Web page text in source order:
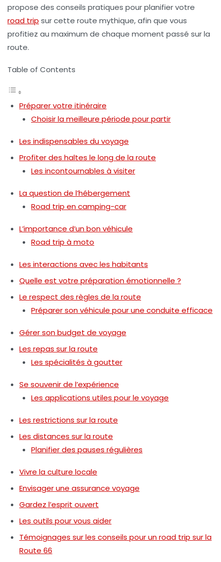
propose des conseils pratiques pour planifier votre
road trip sur cette route mythique, afin que vous
profitiez au maximum de chaque moment passé sur la
route.
Table of Contents
Préparer votre itinéraire
Choisir la meilleure période pour partir
Les indispensables du voyage
Profiter des haltes le long de la route
Les incontournables à visiter
La question de l’hébergement
Road trip en camping-car
L’importance d’un bon véhicule
Road trip à moto
Les interactions avec les habitants
Quelle est votre préparation émotionnelle ?
Le respect des règles de la route
Préparer son véhicule pour une conduite efficace
Gérer son budget de voyage
Les repas sur la route
Les spécialités à goutter
Se souvenir de l’expérience
Les applications utiles pour le voyage
Les restrictions sur la route
Les distances sur la route
Planifier des pauses régulières
Vivre la culture locale
Envisager une assurance voyage
Gardez l’esprit ouvert
Les outils pour vous aider
Témoignages sur les conseils pour un road trip sur la
Route 66